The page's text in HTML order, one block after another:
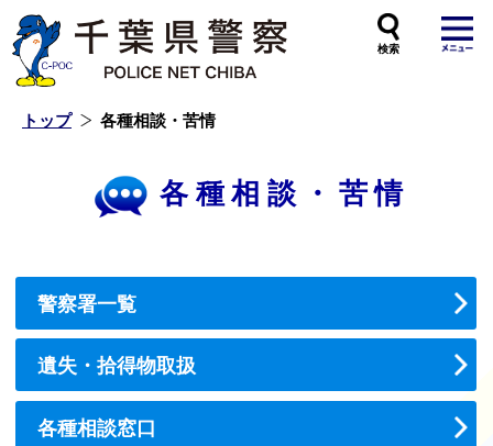
トップ 各種相談・苦情
各種相談・苦情
警察署一覧
遺失・拾得物取扱
各種相談窓口